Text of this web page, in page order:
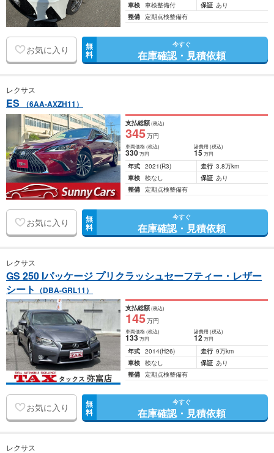
車検 車検整備付 保証 あり
整備 定期点検整備有
お気に入り 無
料
今すぐ
在庫確認・見積依頼
レクサス
ES （6AA-AXZH11）
支払総額(税込)
345万円
車両価格(税込)
330万円
諸費用 (税込)
15 万円
年式 2021(R3) 走行 3.8万km
車検 検なし 保証 あり
整備 定期点検整備有
お気に入り 無
料
今すぐ
在庫確認・見積依頼
レクサス
GS 250 Iパッケージ プリクラッシュセーフティー・レザー
シート （DBA-GRL11）
支払総額(税込)
145万円
車両価格(税込)
133万円
諸費用 (税込)
12 万円
年式 2014(H26) 走行 9万km
車検 検なし 保証 あり
整備 定期点検整備有
お気に入り 無
料
今すぐ
在庫確認・見積依頼
レクサス